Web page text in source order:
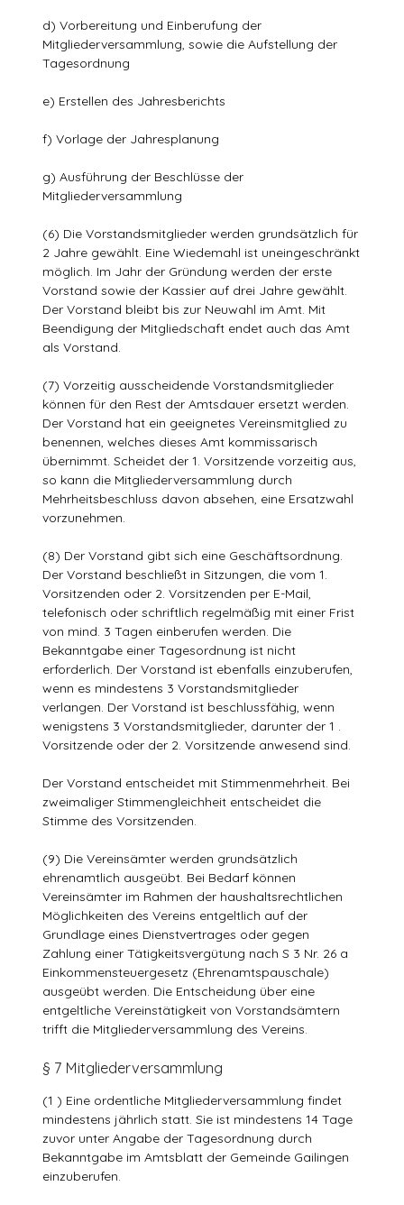
d) Vorbereitung und Einberufung der
Mitgliederversammlung, sowie die Aufstellung der
Tagesordnung
e) Erstellen des Jahresberichts
f) Vorlage der Jahresplanung
g) Ausführung der Beschlüsse der
Mitgliederversammlung
(6) Die Vorstandsmitglieder werden grundsätzlich für
2 Jahre gewählt. Eine Wiedemahl ist uneingeschränkt
möglich. Im Jahr der Gründung werden der erste
Vorstand sowie der Kassier auf drei Jahre gewählt.
Der Vorstand bleibt bis zur Neuwahl im Amt. Mit
Beendigung der Mitgliedschaft endet auch das Amt
als Vorstand.
(7) Vorzeitig ausscheidende Vorstandsmitglieder
können für den Rest der Amtsdauer ersetzt werden.
Der Vorstand hat ein geeignetes Vereinsmitglied zu
benennen, welches dieses Amt kommissarisch
übernimmt. Scheidet der 1. Vorsitzende vorzeitig aus,
so kann die Mitgliederversammlung durch
Mehrheitsbeschluss davon absehen, eine Ersatzwahl
vorzunehmen.
(8) Der Vorstand gibt sich eine Geschäftsordnung.
Der Vorstand beschließt in Sitzungen, die vom 1.
Vorsitzenden oder 2. Vorsitzenden per E-Mail,
telefonisch oder schriftlich regelmäßig mit einer Frist
von mind. 3 Tagen einberufen werden. Die
Bekanntgabe einer Tagesordnung ist nicht
erforderlich. Der Vorstand ist ebenfalls einzuberufen,
wenn es mindestens 3 Vorstandsmitglieder
verlangen. Der Vorstand ist beschlussfähig, wenn
wenigstens 3 Vorstandsmitglieder, darunter der 1 .
Vorsitzende oder der 2. Vorsitzende anwesend sind.
Der Vorstand entscheidet mit Stimmenmehrheit. Bei
zweimaliger Stimmengleichheit entscheidet die
Stimme des Vorsitzenden.
(9) Die Vereinsämter werden grundsätzlich
ehrenamtlich ausgeübt. Bei Bedarf können
Vereinsämter im Rahmen der haushaltsrechtlichen
Möglichkeiten des Vereins entgeltlich auf der
Grundlage eines Dienstvertrages oder gegen
Zahlung einer Tätigkeitsvergütung nach S 3 Nr. 26 a
Einkommensteuergesetz (Ehrenamtspauschale)
ausgeübt werden. Die Entscheidung über eine
entgeltliche Vereinstätigkeit von Vorstandsämtern
trifft die Mitgliederversammlung des Vereins.
§ 7 Mitgliederversammlung
(1 ) Eine ordentliche Mitgliederversammlung findet
mindestens jährlich statt. Sie ist mindestens 14 Tage
zuvor unter Angabe der Tagesordnung durch
Bekanntgabe im Amtsblatt der Gemeinde Gailingen
einzuberufen.